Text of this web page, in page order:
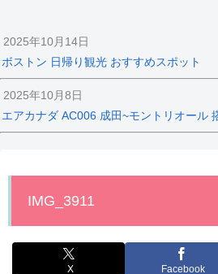
2025年10月14日
ボストン 日帰り観光 おすすめスポット
2025年10月8日
エアカナダ AC006 成田~モントリオール
IMG_3911
X Facebook